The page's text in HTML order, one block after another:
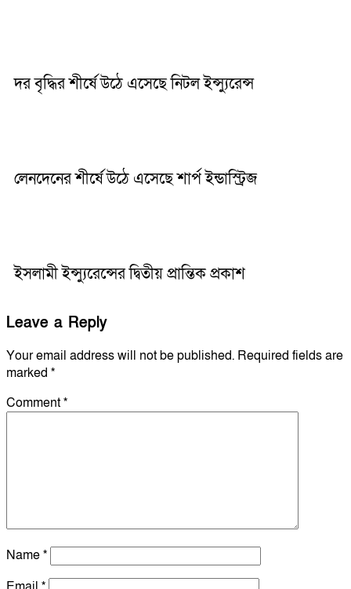
দর বৃদ্ধির শীর্ষে উঠে এসেছে নিটল ইন্স্যুরেন্স ‎
লেনদেনের শীর্ষে উঠে এসেছে শার্প ইন্ডাস্ট্রিজ
ইসলামী ইন্স্যুরেন্সের দ্বিতীয় প্রান্তিক প্রকাশ
Leave a Reply
Your email address will not be published. Required fields are
marked *
Comment*
Name*